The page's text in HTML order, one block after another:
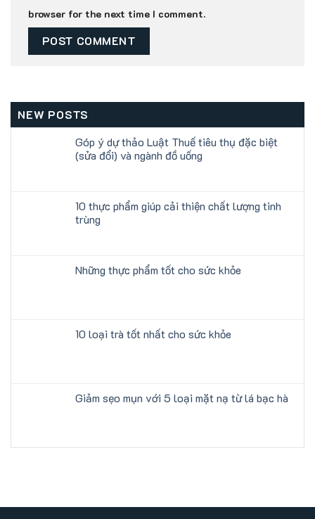
browser for the next time I comment.
NEW POSTS
Góp ý dự thảo Luật Thuế tiêu thụ đặc biệt
(sửa đổi) và ngành đồ uống
10 thực phẩm giúp cải thiện chất lượng tinh
trùng
Những thực phẩm tốt cho sức khỏe
10 loại trà tốt nhất cho sức khỏe
Giảm sẹo mụn với 5 loại mặt nạ từ lá bạc hà